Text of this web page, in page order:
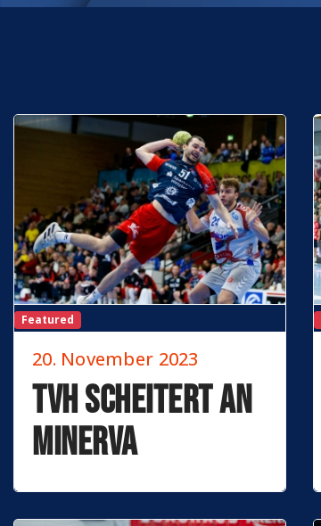
Featured
TVH scheitert an
Minerva
20. November 2023